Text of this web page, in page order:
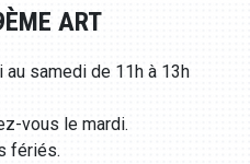
ART
au samedi de 11h à 13h
vous le mardi.
fériés.